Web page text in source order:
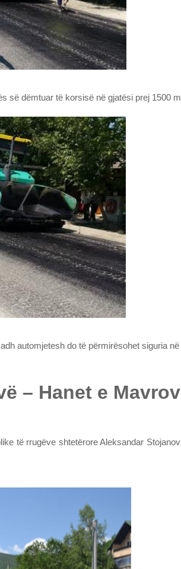
së dëmtuar të korsisë në gjatësi prej 1500
automjetesh do të përmirësohet siguria
– Hanet e
të rrugëve shtetërore Aleksandar